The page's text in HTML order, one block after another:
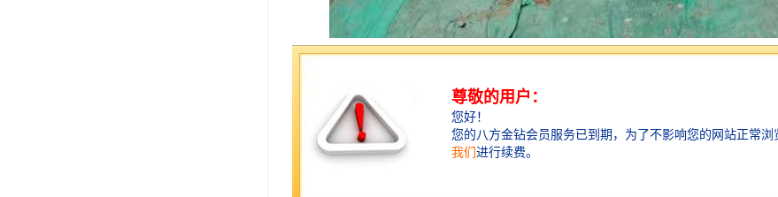
作为一家深耕建筑围护系统领域多年的企业，我们始终致力于为客户提供高品质